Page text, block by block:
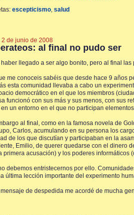
escepticismo ,salud
2 de junio de 2008
al final no pudo ser
haber llegado a ser algo bonito, pero al final las
me conoceis sabéis que desde hace 9 años
esta comunidad llevaba a cabo un
democrático en el que los miembros
funcionó con sus más y sus menos, con sus
un entorno en el que no participan
al final, como en la famosa novela de
Carlos, acumulando en su persona los
de los que discutían y participaban en la
Emilio, de querer quedarse con el dinero
primera acusación) y los poderes informáticos
debemos entristecernos por ello.
última lección importante del experimento
mensaje de despedida me acordé de mucha